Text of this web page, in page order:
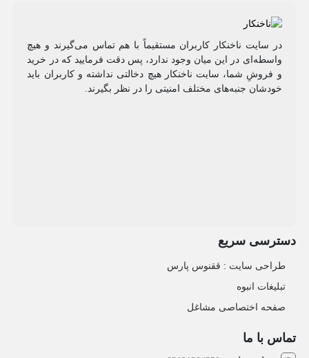
در سایت ناخنکار کاربران مستقیماً با هم تماس می‌گیرند و هیچ
واسطه‌ای در این میان وجود ندارد، پس دقت فرمایید که در خرید
و فروشِ شما، سایت ناخنکار هیچ دخالتی نداشته و کاربران باید
خودشان جنبه‌های مختلف امنیتی را در نظر بگیرند.
دسترسی سریع
طراحی سایت :‌ ققنوس پارس
تبلیغات انبوه
صفحه اختصاصی مشاغل
تماس با ما